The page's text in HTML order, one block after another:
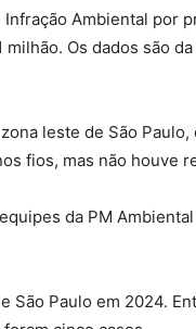
Ambiental por
Os dados são
leste de São
fios, mas não houve
da PM
Paulo em 2024.